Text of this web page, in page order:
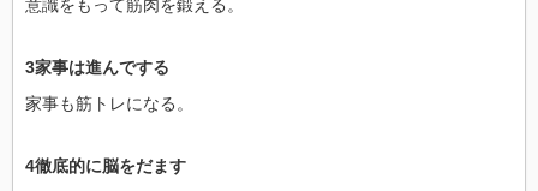
意識をもって筋肉を鍛える。
3家事は進んでする
家事も筋トレになる。
4徹底的に脳をだます